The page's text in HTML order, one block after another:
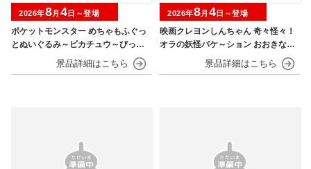
ポケットモンスター めちゃもふぐっ
とぬいぐるみ～ピカチュウ～びっく
2026年8月 4 日～登場
映画クレヨンしんちゃん 奇々怪々！
オラの妖怪バケ～ション おおきなSO
FVIMATES～野原しんのすけ～
2026年8月 4 日～登場